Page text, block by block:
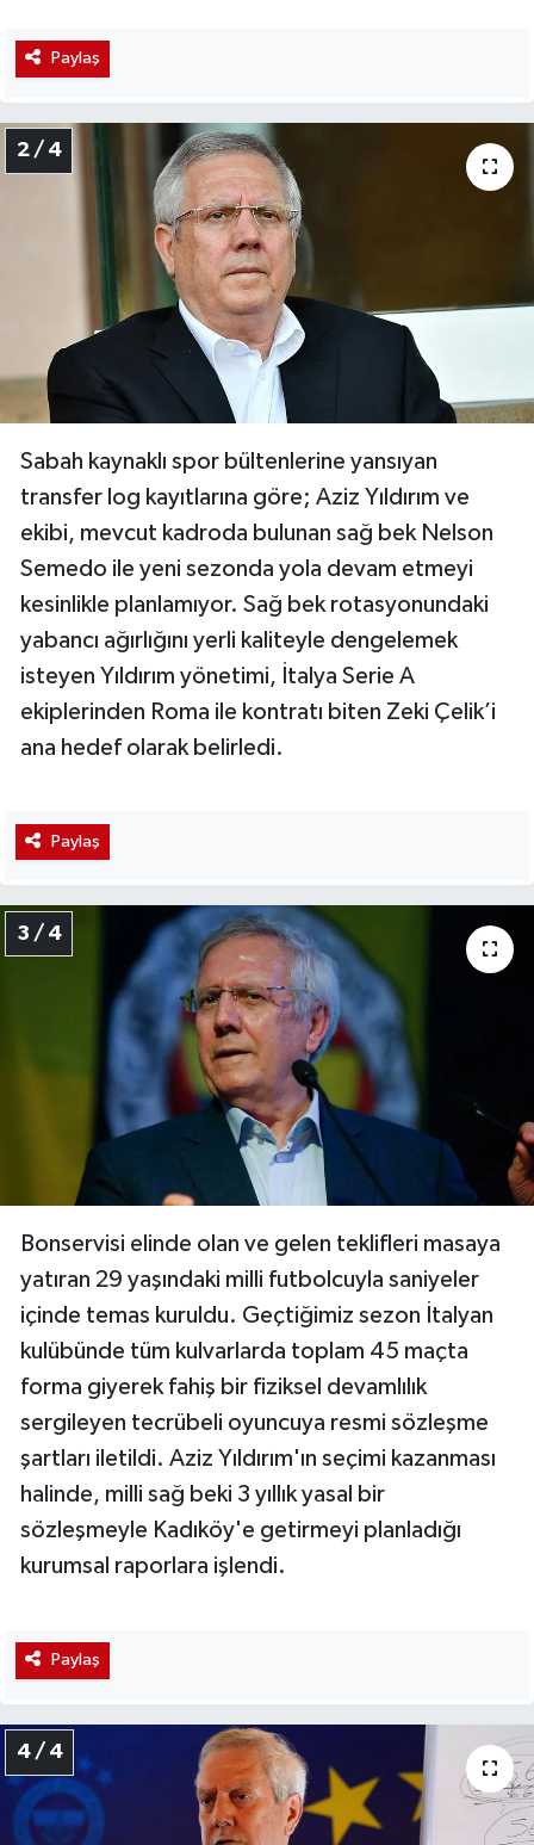
Paylaş
2 / 4
Sabah kaynaklı spor bültenlerine yansıyan
transfer log kayıtlarına göre; Aziz Yıldırım ve
ekibi, mevcut kadroda bulunan sağ bek Nelson
Semedo ile yeni sezonda yola devam etmeyi
kesinlikle planlamıyor. Sağ bek rotasyonundaki
yabancı ağırlığını yerli kaliteyle dengelemek
isteyen Yıldırım yönetimi, İtalya Serie A
ekiplerinden Roma ile kontratı biten Zeki Çelik’i
ana hedef olarak belirledi.
Paylaş
3 / 4
Bonservisi elinde olan ve gelen teklifleri masaya
yatıran 29 yaşındaki milli futbolcuyla saniyeler
içinde temas kuruldu. Geçtiğimiz sezon İtalyan
kulübünde tüm kulvarlarda toplam 45 maçta
forma giyerek fahiş bir fiziksel devamlılık
sergileyen tecrübeli oyuncuya resmi sözleşme
şartları iletildi. Aziz Yıldırım'ın seçimi kazanması
halinde, milli sağ beki 3 yıllık yasal bir
sözleşmeyle Kadıköy'e getirmeyi planladığı
kurumsal raporlara işlendi.
Paylaş
4 / 4